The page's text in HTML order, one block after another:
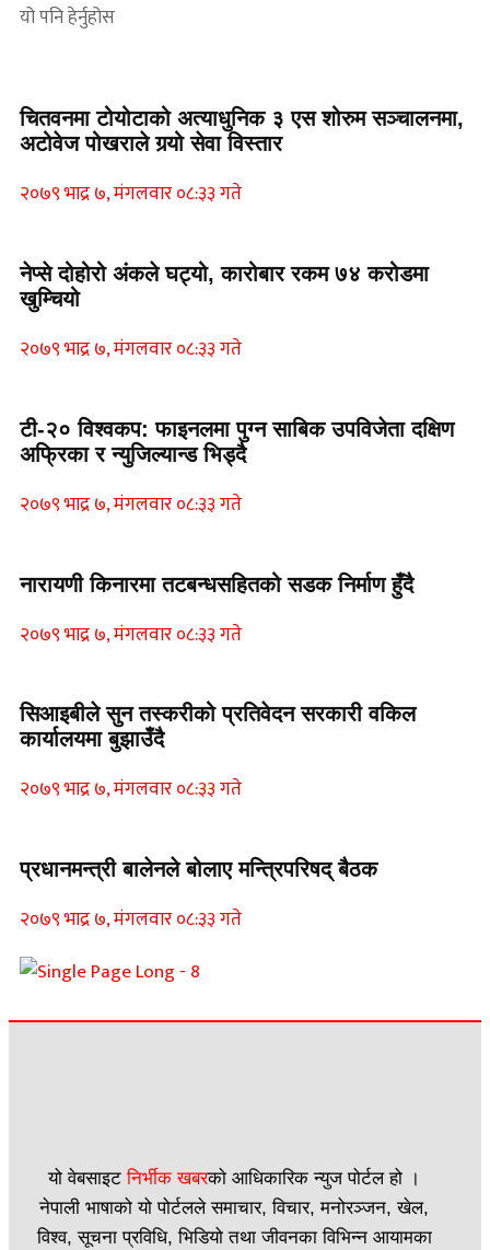
यो पनि हेर्नुहोस
चितवनमा टोयोटाको अत्याधुनिक ३ एस शोरुम सञ्चालनमा,
अटोवेज पोखराले गर्‍यो सेवा विस्तार
२०७९ भाद्र ७, मंगलवार ०८:३३ गते
नेप्से दोहोरो अंकले घट्यो, कारोबार रकम ७४ करोडमा
खुम्चियो
२०७९ भाद्र ७, मंगलवार ०८:३३ गते
टी-२० विश्वकप: फाइनलमा पुग्न साबिक उपविजेता दक्षिण
अफ्रिका र न्युजिल्यान्ड भिड्दै
२०७९ भाद्र ७, मंगलवार ०८:३३ गते
नारायणी किनारमा तटबन्धसहितको सडक निर्माण हुँदै
२०७९ भाद्र ७, मंगलवार ०८:३३ गते
सिआइबीले सुन तस्करीको प्रतिवेदन सरकारी वकिल
कार्यालयमा बुझाउँदै
२०७९ भाद्र ७, मंगलवार ०८:३३ गते
प्रधानमन्त्री बालेनले बोलाए मन्त्रिपरिषद् बैठक
२०७९ भाद्र ७, मंगलवार ०८:३३ गते
यो वेबसाइट निर्भीक खबरकाे आधिकारिक न्युज पोर्टल हो ।
नेपाली भाषाको यो पोर्टलले समाचार, विचार, मनोरञ्जन, खेल,
विश्व, सूचना प्रविधि, भिडियो तथा जीवनका विभिन्न आयामका